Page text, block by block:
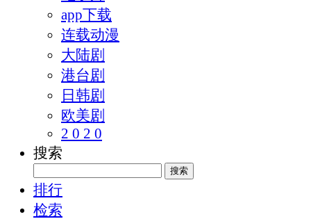
app下载
连载动漫
大陆剧
港台剧
日韩剧
欧美剧
2 0 2 0
搜索
排行
检索